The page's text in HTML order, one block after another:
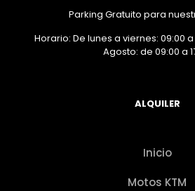
Parking Gratuito para
Horario: De lunes a viernes: 09:00 a
Agosto: de 09:00 a
ALQUILER
Inicio
Motos KTM